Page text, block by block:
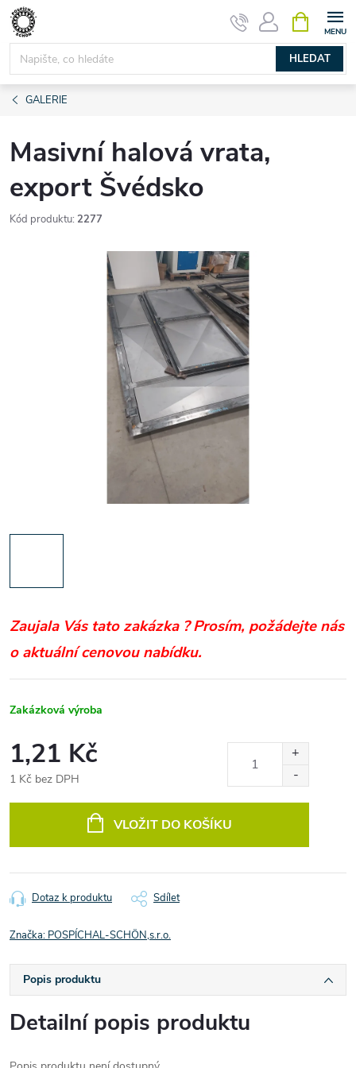
Přejít
obsah
HLEDAT
NÁKUPNÍ
KOŠÍK
GALERIE
Masivní halová vrata,
export Švédsko
Kód produktu: 2277
Zaujala Vás tato zakázka ?Prosím, požádejte nás
o aktuální cenovou nabídku.
Zakázková výroba
1,21 Kč
1 Kč bez DPH
VLOŽIT DO KOŠÍKU
Dotaz k produktu Sdílet
Značka: POSPÍCHAL-SCHÖN,s.r.o.
Popis produktu
Detailní popis produktu